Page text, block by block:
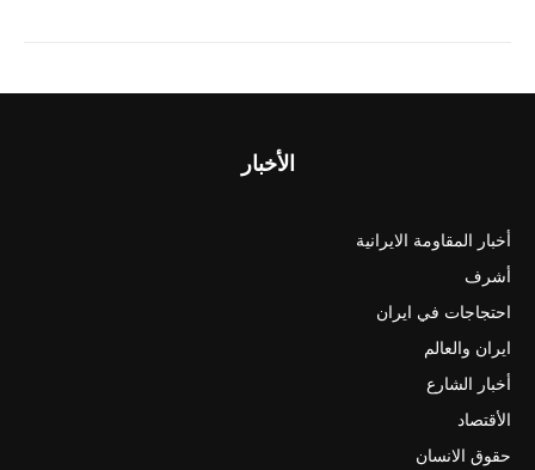
الأخبار
أخبار المقاومة الايرانية
أشرف
احتجاجات في ايران
ايران والعالم
أخبار الشارع
الأقتصاد
حقوق الانسان